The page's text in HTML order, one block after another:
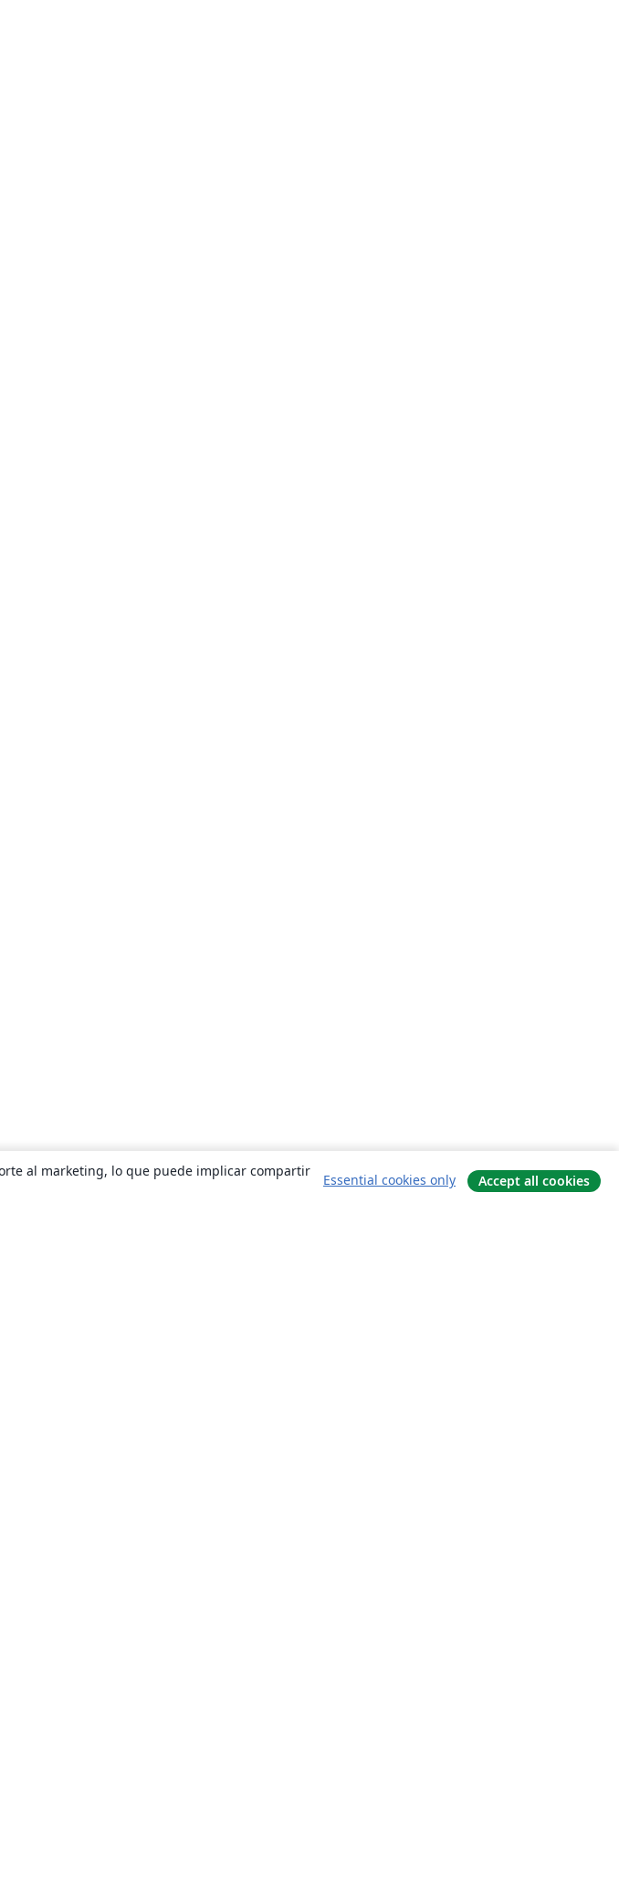
al marketing, lo que puede implicar compartir
Essential cookies only Accept all cookies